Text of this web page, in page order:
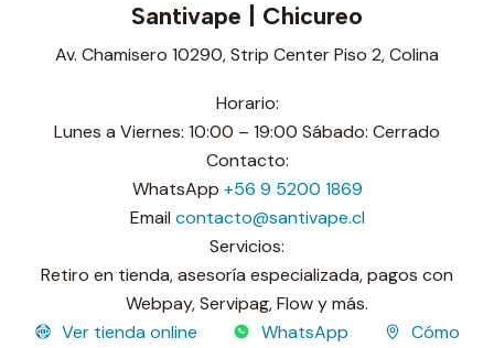
Santivape | Chicureo
Av. Chamisero 10290, Strip Center Piso 2, Colina
Horario:
Lunes a Viernes: 10:00 – 19:00 Sábado: Cerrado
Contacto:
WhatsApp +56 9 5200 1869
Email contacto@santivape.cl
Servicios:
Retiro en tienda, asesoría especializada, pagos con
Webpay, Servipag, Flow y más.
Ver tienda online
WhatsApp
Cómo